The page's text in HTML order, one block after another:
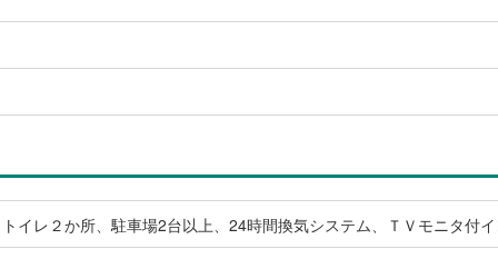
イレ２か所、駐車場2台以上、24時間換気システム、ＴＶモニタ付